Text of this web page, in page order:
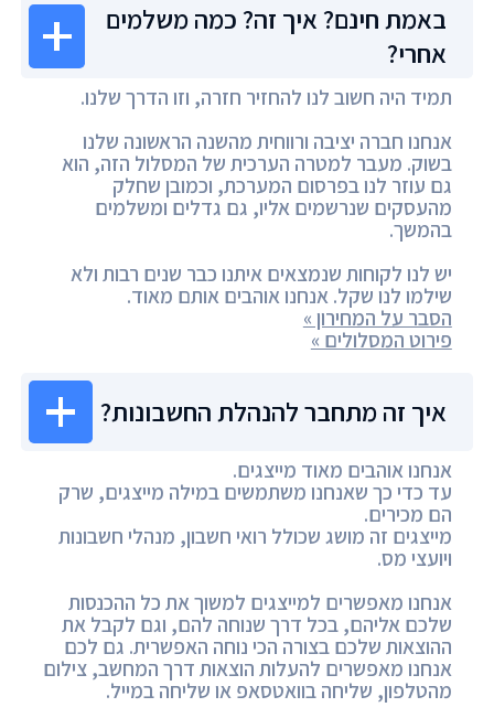
באמת חינם? איך זה? כמה משלמים
אחרי?
תמיד היה חשוב לנו להחזיר חזרה, וזו הדרך שלנו.
אנחנו חברה יציבה ורווחית מהשנה הראשונה שלנו
בשוק. מעבר למטרה הערכית של המסלול הזה, הוא
גם עוזר לנו בפרסום המערכת, וכמובן שחלק
מהעסקים שנרשמים אליו, גם גדלים ומשלמים
בהמשך.
יש לנו לקוחות שנמצאים איתנו כבר שנים רבות ולא
שילמו לנו שקל. אנחנו אוהבים אותם מאוד.
הסבר על המחירון »
פירוט המסלולים »
איך זה מתחבר להנהלת החשבונות?
אנחנו אוהבים מאוד מייצגים.
עד כדי כך שאנחנו משתמשים במילה מייצגים, שרק
הם מכירים.
מייצגים זה מושג שכולל רואי חשבון, מנהלי חשבונות
ויועצי מס.
אנחנו מאפשרים למייצגים למשוך את כל ההכנסות
שלכם אליהם, בכל דרך שנוחה להם, וגם לקבל את
ההוצאות שלכם בצורה הכי נוחה האפשרית. גם לכם
אנחנו מאפשרים להעלות הוצאות דרך המחשב, צילום
מהטלפון, שליחה בוואטסאפ או שליחה במייל.